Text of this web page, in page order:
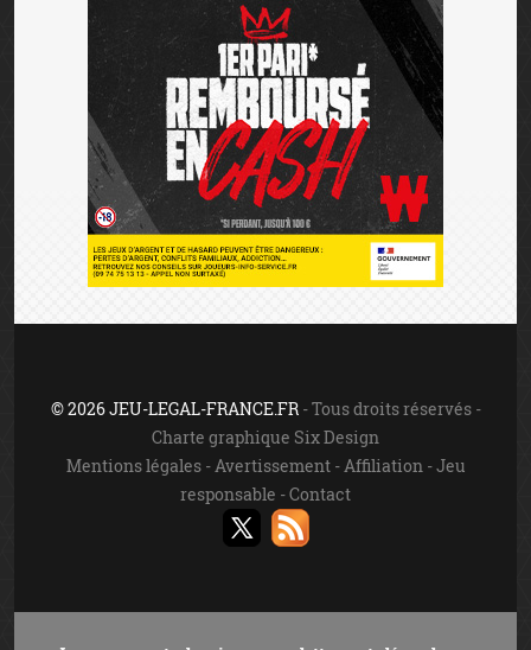
© 2026 JEU-LEGAL-FRANCE.FR- Tous droits réservés -
Charte graphique Six Design
Mentions légales- Avertissement- Affiliation -Jeu
responsable -Contact